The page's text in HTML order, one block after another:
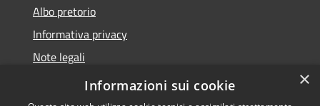
Albo pretorio
Informativa privacy
Note legali
Dichiarazione di accessibilità
×
Informazioni sui cookie